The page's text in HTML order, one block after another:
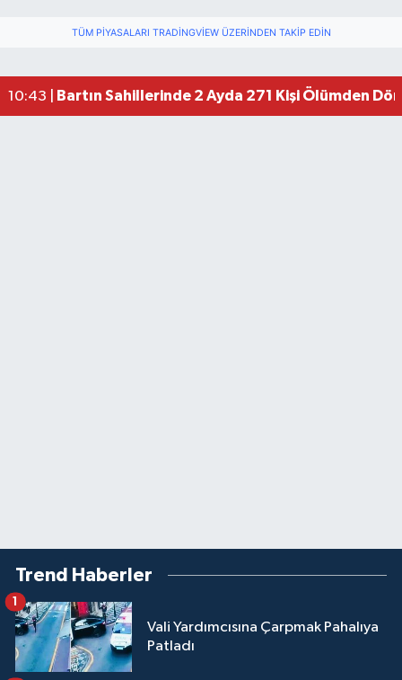
TÜM PIYASALARI TRADINGVIEW ÜZERINDEN TAKIP EDIN
10:43 | Bartın Sahillerinde 2 Ayda 271 Kişi Ölümden
Trend Haberler
Vali Yardımcısına Çarpmak Pahalıya
Patladı
1